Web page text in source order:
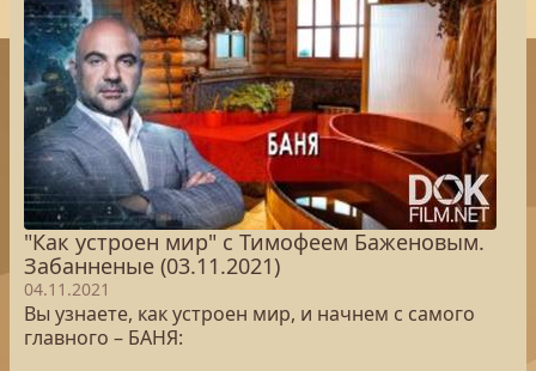
"Как устроен мир" с Тимофеем Баженовым.
Забанненые (03.11.2021)
04.11.2021
Вы узнаете, как устроен мир, и начнем с самого
главного – БАНЯ: